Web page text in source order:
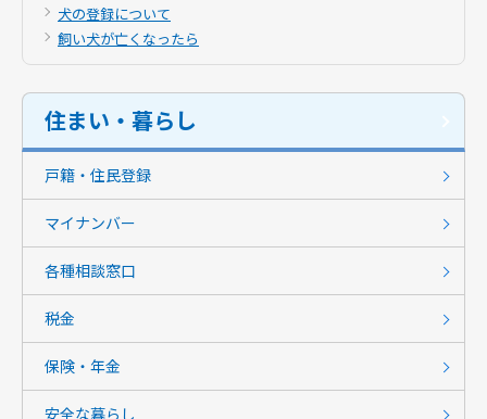
犬の登録について
飼い犬が亡くなったら
住まい・暮らし
戸籍・住民登録
マイナンバー
各種相談窓口
税金
保険・年金
安全な暮らし